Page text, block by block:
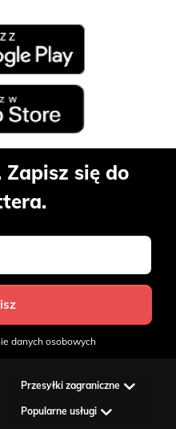
się do
danych osobowych
Przesyłki zagraniczne
Popularne usługi